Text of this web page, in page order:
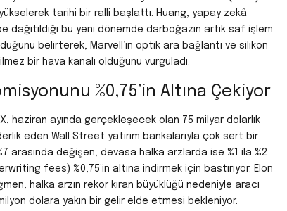
tarihi bir ralli başlattı. Huang, yapay zekâ
bu yeni dönemde darboğazın artık saf işlem
belirterek, Marvell’ın optik ara bağlantı ve silikon
bir hava kanalı olduğunu vurguladı.
%0,75’in Altına Çekiyor
haziran ayında gerçekleşecek olan 75 milyar dolarlık
eden Wall Street yatırım bankalarıyla çok sert bir
arasında değişen, devasa halka arzlarda ise %1 ila %2
fees) %0,75’in altına indirmek için bastırıyor. Elon
halka arzın rekor kıran büyüklüğü nedeniyle aracı
dolara yakın bir gelir elde etmesi bekleniyor.